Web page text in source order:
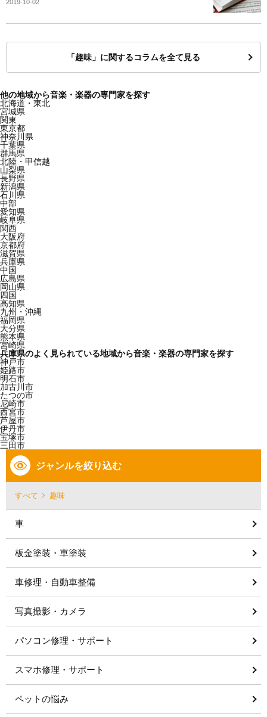
2019-10-02
「趣味」に関するコラムを全て見る
他の地域から音楽・楽器の専門家を探す
北海道・東北
宮城県
関東
東京都
神奈川県
千葉県
群馬県
北陸・甲信越
山梨県
長野県
新潟県
石川県
中部
愛知県
岐阜県
関西
大阪府
京都府
滋賀県
兵庫県
中国
広島県
岡山県
四国
高知県
九州・沖縄
福岡県
大分県
熊本県
宮崎県
兵庫県のよく見られている地域から音楽・楽器の専門家を探す
神戸市
姫路市
明石市
加古川市
たつの市
尼崎市
西宮市
芦屋市
伊丹市
宝塚市
三田市
ジャンルを絞り込む
すべて 趣味
車
板金塗装・車塗装
車修理・自動車整備
写真撮影・カメラ
パソコン修理・サポート
スマホ修理・サポート
ペットの悩み